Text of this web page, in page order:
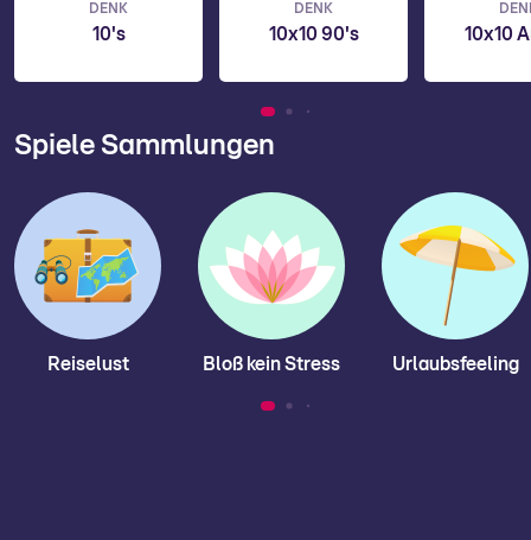
DENK
10's
DENK
10x10 90's 10x10
Spiele Sammlungen
Reiselust Bloß kein Stress Urlaubsfeeling